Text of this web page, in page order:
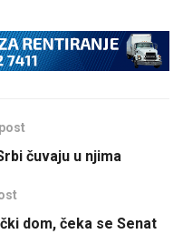
čuvaju u njima
dom, čeka se Senat